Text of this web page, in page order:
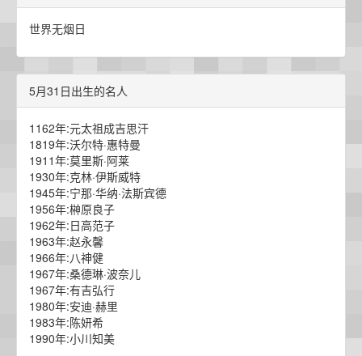
世界无烟日
5月31日出生的名人
1162年:元太祖成吉思汗
1819年:沃尔特·惠特曼
1911年:莫里斯·阿莱
1930年:克林·伊斯威特
1945年:宁那·华纳·法斯宾德
1956年:榊原良子
1962年:日高范子
1963年:赵永馨
1966年:八神健
1967年:桑德琳·波奈儿
1967年:有吉弘行
1980年:安迪·赫里
1983年:陈妍希
1990年:小川知美